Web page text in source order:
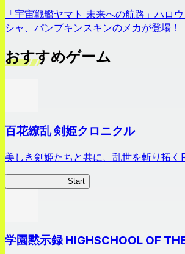
「宇宙戦艦ヤマト 未来への航路」ハロ
シャ、パンプキンスキンのメカが登場！
おすすめゲーム
百花繚乱 剣姫クロニクル
美しき剣姫たちと共に、乱世を斬り拓く
Start
学園黙示録 HIGHSCHOOL OF